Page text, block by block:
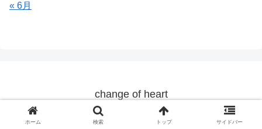
« 6月
change of heart
© 2019 change of heart.
ホーム 検索 トップ サイドバー